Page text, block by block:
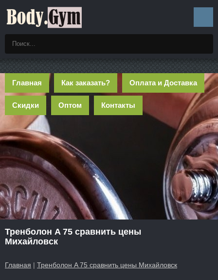
Главная Как заказать? Оплата и Доставка
Скидки Оптом Контакты
Тренболон A 75 сравнить цены
Михайловск
Главная | Тренболон A 75 сравнить цены Михайловск